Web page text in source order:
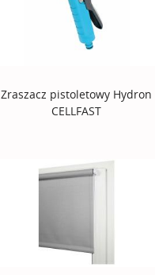
Zraszacz pistoletowy Hydron
CELLFAST